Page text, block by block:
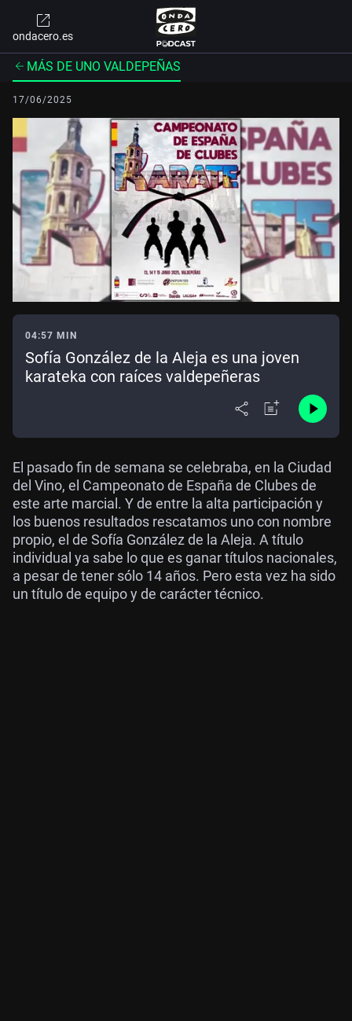
ondacero.es
MÁS DE UNO VALDEPEÑAS
17/06/2025
04:57 MIN
Sofía González de la Aleja es una joven
karateka con raíces valdepeñeras
El pasado fin de semana se celebraba, en la Ciudad
del Vino, el Campeonato de España de Clubes de
este arte marcial. Y de entre la alta participación y
los buenos resultados rescatamos uno con nombre
propio, el de Sofía González de la Aleja. A título
individual ya sabe lo que es ganar títulos nacionales,
a pesar de tener sólo 14 años. Pero esta vez ha sido
un título de equipo y de carácter técnico.